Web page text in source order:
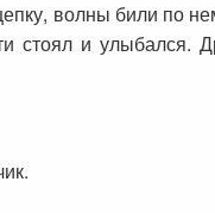
волны били по
стоял и улыбался.